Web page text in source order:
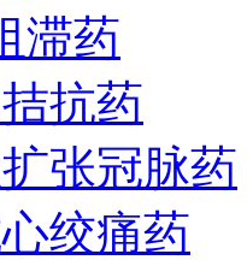
滞药
抗药
张冠脉药
绞痛药